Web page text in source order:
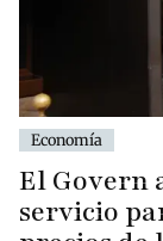
Economía
El Govern
servicio